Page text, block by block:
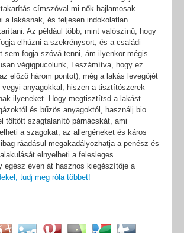
címszóval mi nők hajlamosak
a lakásnak, és teljesen indokolatlan
Az például több, mint valószínű, hogy
elhúzni a szekrénysort, és a családi
sem fogja szóvá tenni, ám ilyenkor mégis
végigpucolunk, Leszámítva, hogy ez
előző három pontot), még a lakás levegőjét
anyagokkal, hiszen a tisztítószerek
ilyeneket. Hogy megtisztítsd a lakást
és bűzös anyagoktól, használj bio
töltött szagtalanító párnácskát, ami
a szagokat, az allergéneket és káros
ráadásul megakadályozhatja a penész és
elnyelheti a felesleges
egész éven át hasznos kiegészítője a
tudj meg róla többet!